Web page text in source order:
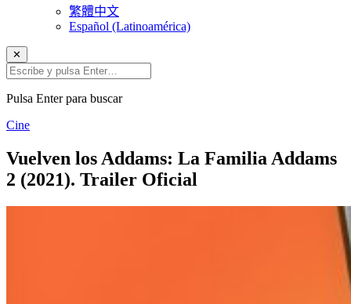
繁體中文
Español (Latinoamérica)
✕
Pulsa Enter para buscar
Cine
Vuelven los Addams: La Familia Addams
2 (2021). Trailer Oficial